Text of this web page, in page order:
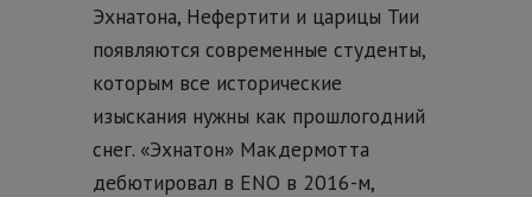
Эхнатона, Нефертити и царицы Тии
появляются современные студенты,
которым все исторические
изыскания нужны как прошлогодний
снег. «Эхнатон» Макдермотта
дебютировал в ENO в 2016-м,